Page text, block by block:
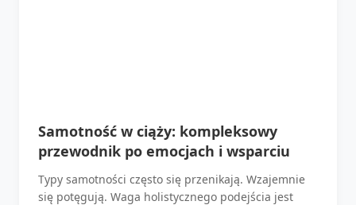
Samotność w ciąży: kompleksowy
przewodnik po emocjach i wsparciu
Typy samotności często się przenikają. Wzajemnie
się potęgują. Waga holistycznego podejścia jest